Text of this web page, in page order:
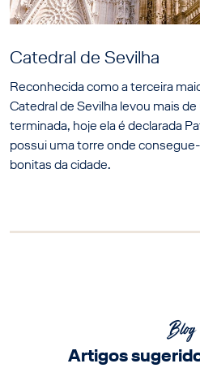
Catedral de Sevilha
Reconhecida como a terceira
Catedral de Sevilha levou mais
terminada, hoje ela é declarada
possui uma torre onde
bonitas da cidade.
Blog
Artigos